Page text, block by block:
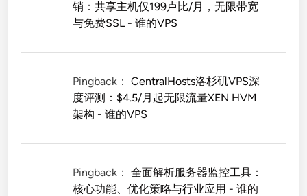
销：共享主机仅199卢比/月，无限带宽
与免费SSL - 谁的VPS
Pingback：CentralHosts洛杉矶VPS深
度评测：$4.5/月起无限流量XEN HVM
架构 - 谁的VPS
Pingback：全面解析服务器监控工具：
核心功能、优化策略与行业应用 - 谁的